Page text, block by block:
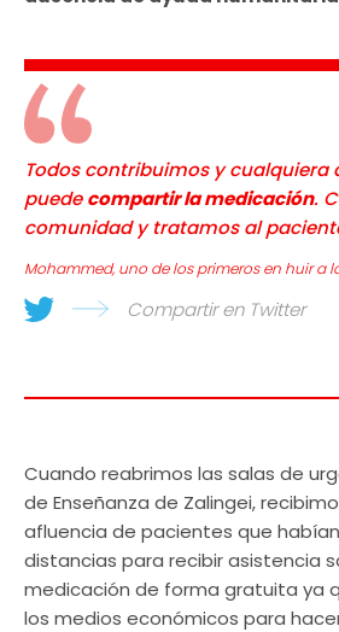
Todos contribuimos y cualquiera
puedecompartir la medicación.
comunidad y tratamos al
Mohammed, uno de los primeros en huir a
Compartir en Twitter
Cuando reabrimos las salas de
de Enseñanza de Zalingei,
afluencia de pacientes que
distancias para recibir asistencia
medicación de forma gratuita ya
los medios económicos para